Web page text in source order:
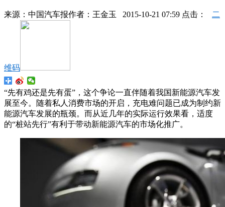
来源： 中国汽车报作者： 王金玉 2015-10-21 07:59 点击： 二
维码
“先有鸡还是先有蛋”，这个争论一直伴随着我国新能源汽车发
展至今。随着私人消费市场的开启，充电难问题已成为制约新
能源汽车发展的瓶颈。而从近几年的实际运行效果看，适度
的“桩站先行”有利于带动新能源汽车的市场化推广。